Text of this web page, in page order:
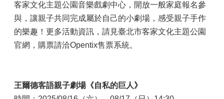
客家文化主題公園音樂戲劇中心，開放一般家庭報名參
與，讓親子共同完成屬於自己的小劇場，感受親子手作
的樂趣！更多活動資訊，請見臺北市客家文化主題公園
官網，購票請洽Opentix售票系統。
王爾德客語親子劇場《自私的巨人》